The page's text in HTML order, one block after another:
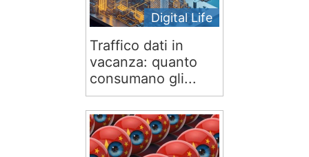
Digital Life
Traffico dati in
vacanza: quanto
consumano gli...